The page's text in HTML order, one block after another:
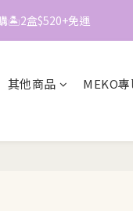
券
0
02
1
03
1
🏝️2盒$520+免運
其他商品 MEKO專